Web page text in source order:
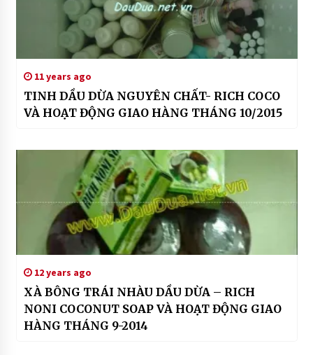
11 years ago
TINH DẦU DỪA NGUYÊN CHẤT- RICH COCO
VÀ HOẠT ĐỘNG GIAO HÀNG THÁNG 10/2015
12 years ago
XÀ BÔNG TRÁI NHÀU DẦU DỪA – RICH
NONI COCONUT SOAP VÀ HOẠT ĐỘNG GIAO
HÀNG THÁNG 9-2014